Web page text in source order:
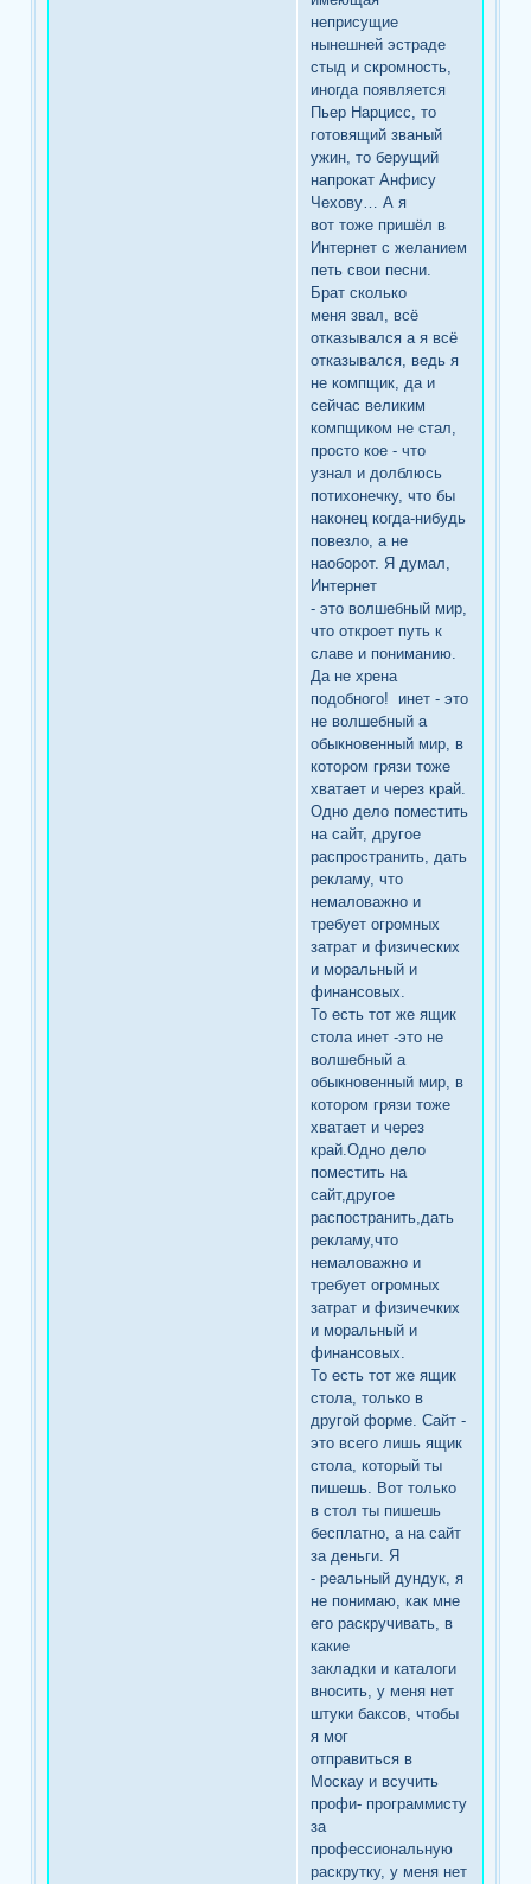
неприсущие
нынешней эстраде
стыд и скромность,
иногда появляется
Пьер Нарцисс, то
готовящий званый
ужин, то берущий
напрокат Анфису
Чехову… А я
вот тоже пришёл в
Интернет с желанием
петь свои песни.
Брат сколько
меня звал, всё
отказывался а я всё
отказывался, ведь я
не компщик, да и
сейчас великим
компщиком не стал,
просто кое - что
узнал и долблюсь
потихонечку, что бы
наконец когда-нибудь
повезло, а не
наоборот. Я думал,
Интернет
- это волшебный мир,
что откроет путь к
славе и пониманию.
Да не хрена
подобного! инет - это
не волшебный а
обыкновенный мир, в
котором грязи тоже
хватает и через край.
Одно дело поместить
на сайт, другое
распространить, дать
рекламу, что
немаловажно и
требует огромных
затрат и физических
и моральный и
финансовых.
То есть тот же ящик
стола инет -это не
волшебный а
обыкновенный мир, в
котором грязи тоже
хватает и через
край.Одно дело
поместить на
сайт,другое
распостранить,дать
рекламу,что
немаловажно и
требует огромных
затрат и физичечких
и моральный и
финансовых.
То есть тот же ящик
стола, только в
другой форме. Сайт -
это всего лишь ящик
стола, который ты
пишешь. Вот только
в стол ты пишешь
бесплатно, а на сайт
за деньги. Я
- реальный дундук, я
не понимаю, как мне
его раскручивать, в
какие
закладки и каталоги
вносить, у меня нет
штуки баксов, чтобы
я мог
отправиться в
Москау и всучить
профи- программисту
за
профессиональную
раскрутку, у меня нет